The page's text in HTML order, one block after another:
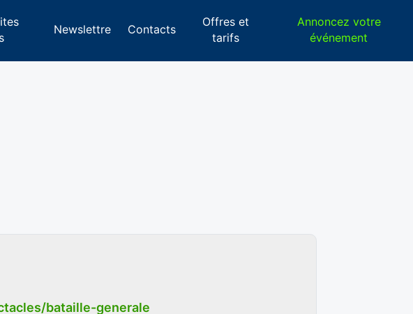
Newslettre Contacts
Offres et
tarifs
Annoncez votre
événement
bataille-generale